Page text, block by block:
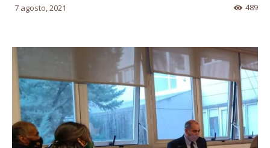
7 agosto, 2021 489